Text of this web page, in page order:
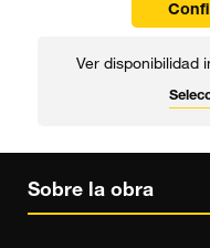
Ver disponibilidad
Sobre la obra